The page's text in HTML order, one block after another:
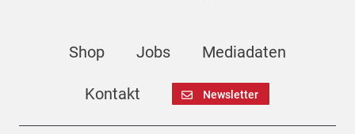
Shop Jobs Mediadaten
Kontakt Newsletter